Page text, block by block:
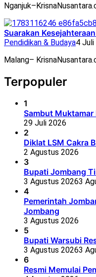
Suarakan
Pendidikan & Budaya4 Juli
Malang–
Terpopuler
1
Sambut Muktamar
29 Juli 2026
2
Diklat LSM Cakra
2 Agustus 2026
3
Bupati Jombang
3 Agustus 20263
4
Pemerintah
Jombang
3 Agustus 2026
5
Bupati Warsubi
3 Agustus 20263
6
Resmi Memulai